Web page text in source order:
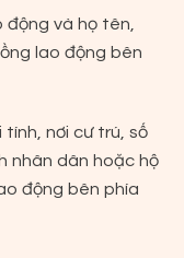
động và họ tên,
lao động bên
nơi cư trú, số
nhân dân hoặc hộ
động bên phía